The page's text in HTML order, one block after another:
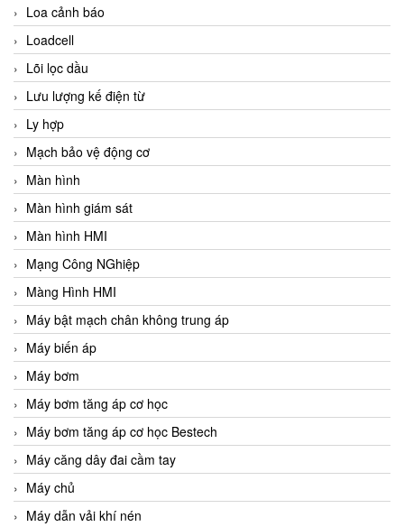
Loa cảnh báo
Loadcell
Lõi lọc dầu
Lưu lượng kế điện từ
Ly hợp
Mạch bảo vệ động cơ
Màn hình
Màn hình giám sát
Màn hình HMI
Mạng Công NGhiệp
Màng Hình HMI
Máy bật mạch chân không trung áp
Máy biến áp
Máy bơm
Máy bơm tăng áp cơ học
Máy bơm tăng áp cơ học Bestech
Máy căng dây đai cầm tay
Máy chủ
Máy dẫn vải khí nén